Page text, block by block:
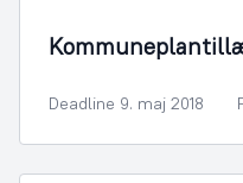
Deadline 9. maj 2018